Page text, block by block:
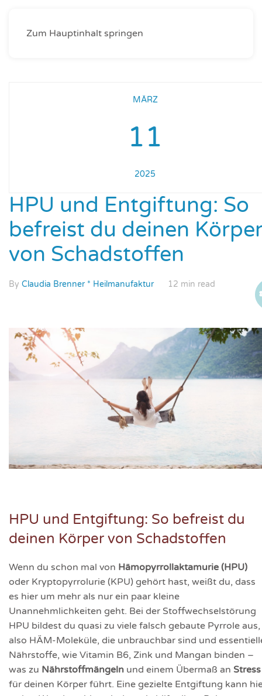
Zum Hauptinhalt springen
MÄRZ
11
2025
HPU und Entgiftung: So
befreist du deinen
von Schadstoffen
By Claudia Brenner * Heilmanufaktur 12 min read
HPU und Entgiftung: So befreist du
deinen Körper von Schadstoffen
Wenn du schon mal von Hämopyrrollaktamurie (HPU)
oder Kryptopyrrolurie (KPU) gehört hast, weißt du, dass
es hier um mehr als nur ein paar kleine
Unannehmlichkeiten geht. Bei der Stoffwechselstörung
HPU bildest du quasi zu viele falsch gebaute Pyrrole aus,
also HÄM-Moleküle, die unbrauchbar sind und
Nährstoffe, wie Vitamin B6, Zink und Mangan binden –
was zu Nährstoffmängeln und einem Übermaß an Stress
für deinen Körper führt. Eine gezielte Entgiftung kann